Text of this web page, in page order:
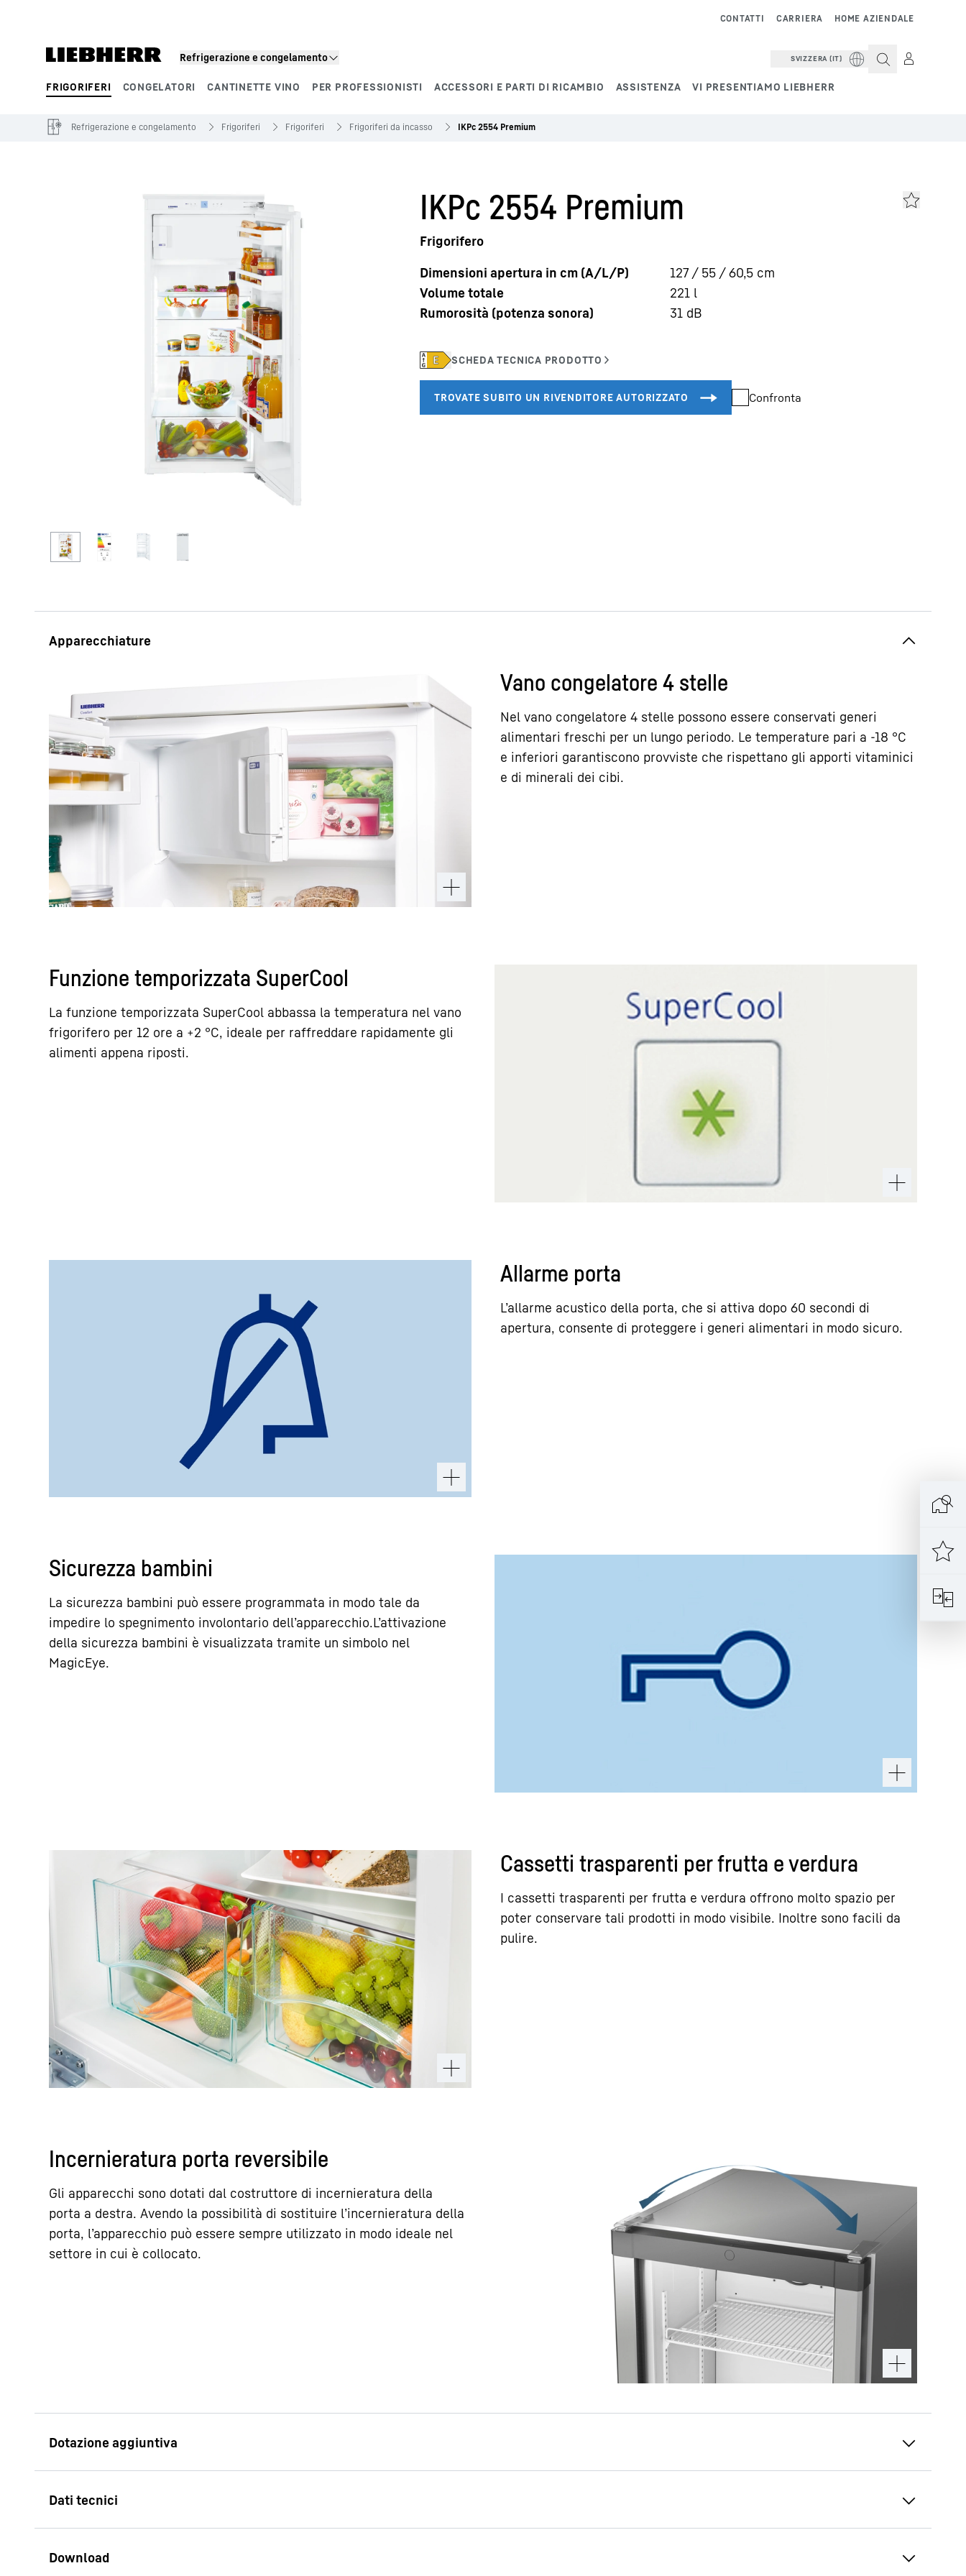
Refrigerazione e congelamento
FRIGORIFERI CONGELATORI CANTINETTE VINO PER PROFESSIONISTI ACCESSORI E PARTI DI RICAMBIO ASSISTENZA VI PRESENTIAMO LIEBHERR
HOME AZIENDALE
CARRIERA
CONTATTI
SVIZZERA (IT)
Maggiori informazioni sulla società
Refrigerazione e congelamento Frigoriferi Frigoriferi Frigoriferi da incasso IKPc 2554 Premium
IKPc 2554 Premium
Frigorifero
Dimensioni apertura in cm (A/L/P)
127 / 55 / 60,5 cm
Volume totale
221 l
Rumorosità (potenza sonora)
31 dB
Confronta
Vano congelatore 4 stelle
Nel vano congelatore 4 stelle possono essere conservati generi
alimentari freschi per un lungo periodo. Le temperature pari a -18 °C
e inferiori garantiscono provviste che rispettano gli apporti vitaminici
e di minerali dei cibi.
Funzione temporizzata SuperCool
La funzione temporizzata SuperCool abbassa la temperatura nel vano
frigorifero per 12 ore a +2 °C, ideale per raffreddare rapidamente gli
alimenti appena riposti.
Allarme porta
L’allarme acustico della porta, che si attiva dopo 60 secondi di
apertura, consente di proteggere i generi alimentari in modo sicuro.
Sicurezza bambini
La sicurezza bambini può essere programmata in modo tale da
impedire lo spegnimento involontario dell’apparecchio.L’attivazione
della sicurezza bambini è visualizzata tramite un simbolo nel
MagicEye.
Cassetti trasparenti per frutta e verdura
I cassetti trasparenti per frutta e verdura offrono molto spazio per
poter conservare tali prodotti in modo visibile. Inoltre sono facili da
pulire.
Incernieratura porta reversibile
Gli apparecchi sono dotati dal costruttore di incernieratura della
porta a destra. Avendo la possibilità di sostituire l’incernieratura della
porta, l’apparecchio può essere sempre utilizzato in modo ideale nel
settore in cui è collocato.
incassati dietro la porta del mobile ed
sportello del frigorifero. Le cerniere del